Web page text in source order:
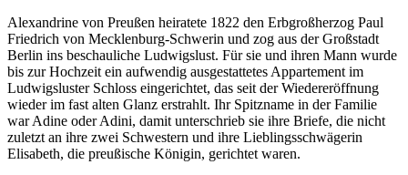
Alexandrine von Preußen heiratete 1822 den Erbgroßherzog Paul
Friedrich von Mecklenburg-Schwerin und zog aus der Großstadt
Berlin ins beschauliche Ludwigslust. Für sie und ihren Mann wurde
bis zur Hochzeit ein aufwendig ausgestattetes Appartement im
Ludwigsluster Schloss eingerichtet, das seit der Wiedereröffnung
wieder im fast alten Glanz erstrahlt. Ihr Spitzname in der Familie
war Adine oder Adini, damit unterschrieb sie ihre Briefe, die nicht
zuletzt an ihre zwei Schwestern und ihre Lieblingsschwägerin
Elisabeth, die preußische Königin, gerichtet waren.